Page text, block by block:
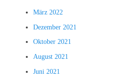
März 2022
Dezember 2021
Oktober 2021
August 2021
Juni 2021